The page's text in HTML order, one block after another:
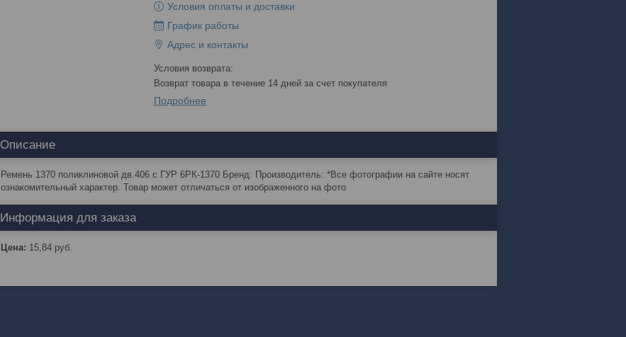
Условия оплаты и доставки
График работы
Адрес и контакты
возврат товара в течение 14 дней за счет покупателя
Подробнее
Описание
Ремень 1370 поликлиновой дв.406 с ГУР 6РК-1370 Бренд: Производитель: *Все фотографии на сайте носят
ознакомительный характер. Товар может отличаться от изображенного на фото
Информация для заказа
Цена: 15,84 руб.